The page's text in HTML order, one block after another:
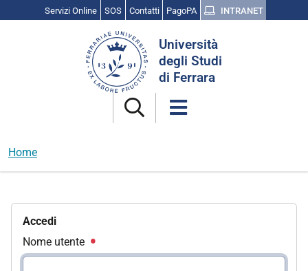
Servizi Online SOS Contatti PagoPA INTRANET
Università
degli Studi
di Ferrara
Home
Accedi
Nome utente